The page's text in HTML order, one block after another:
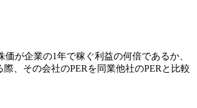
が企業の1年で稼ぐ利益の何倍であるか、
、その会社のPERを同業他社のPERと比較